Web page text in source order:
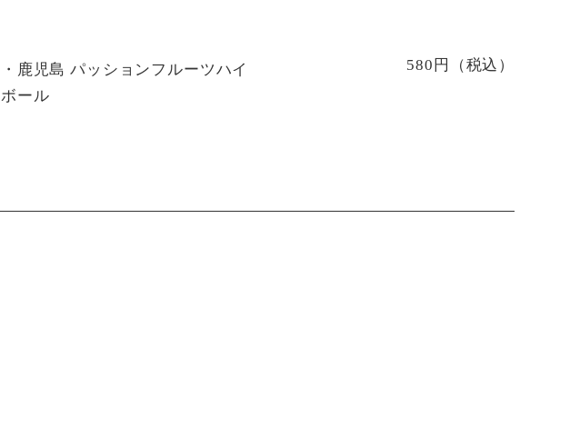
・鹿児島 パッションフルーツハイ
ボール
580円（税込）